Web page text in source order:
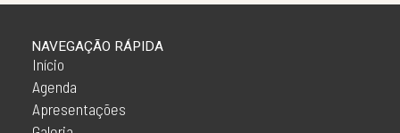
Início
Agenda
Apresentações
NAVEGAÇÃO RÁPIDA